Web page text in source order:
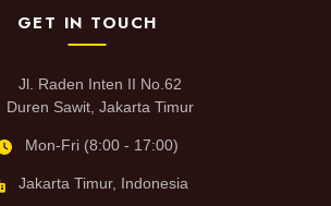
GET IN TOUCH
Jl. Raden Inten II No.62
Duren Sawit, Jakarta Timur
Mon-Fri (8:00 - 17:00)
Jakarta Timur, Indonesia